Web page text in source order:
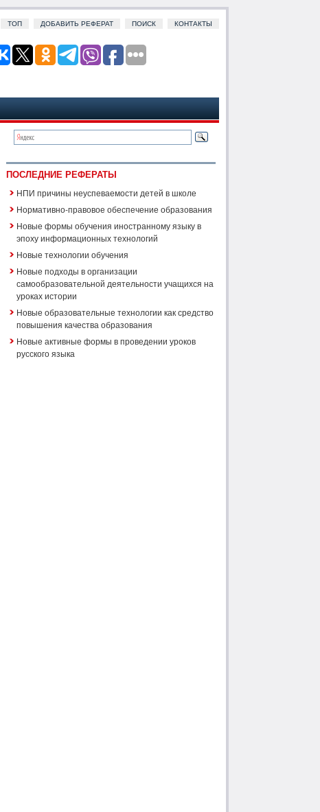
ТОП ДОБАВИТЬ РЕФЕРАТ ПОИСК КОНТАКТЫ
ПОСЛЕДНИЕ РЕФЕРАТЫ
НПИ причины неуспеваемости детей в школе
Нормативно-правовое обеспечение образования
Новые формы обучения иностранному языку в
эпоху информационных технологий
Новые технологии обучения
Новые подходы в организации
самообразовательной деятельности учащихся на
уроках истории
Новые образовательные технологии как средство
повышения качества образования
Новые активные формы в проведении уроков
русского языка